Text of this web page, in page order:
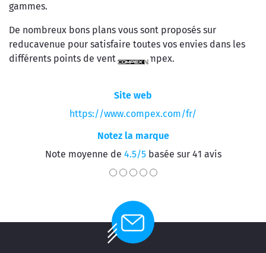
gammes.
De nombreux bons plans vous sont proposés sur
reducavenue pour satisfaire toutes vos envies dans les
différents points de vente de Compex.
Site web
https://www.compex.com/fr/
Notez la marque
Note moyenne de 4.5/5basée sur 41 avis